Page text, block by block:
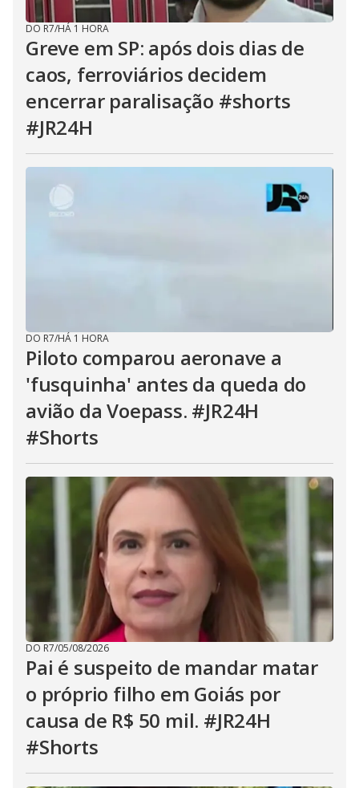
DO R7/HÁ 1 HORA
Greve em SP: após dois dias de
caos, ferroviários decidem
encerrar paralisação #shorts
#JR24H
DO R7/HÁ 1 HORA
Piloto comparou aeronave a
'fusquinha' antes da queda do
avião da Voepass. #JR24H
#Shorts
DO R7/05/08/2026
Pai é suspeito de mandar matar
o próprio filho em Goiás por
causa de R$ 50 mil. #JR24H
#Shorts